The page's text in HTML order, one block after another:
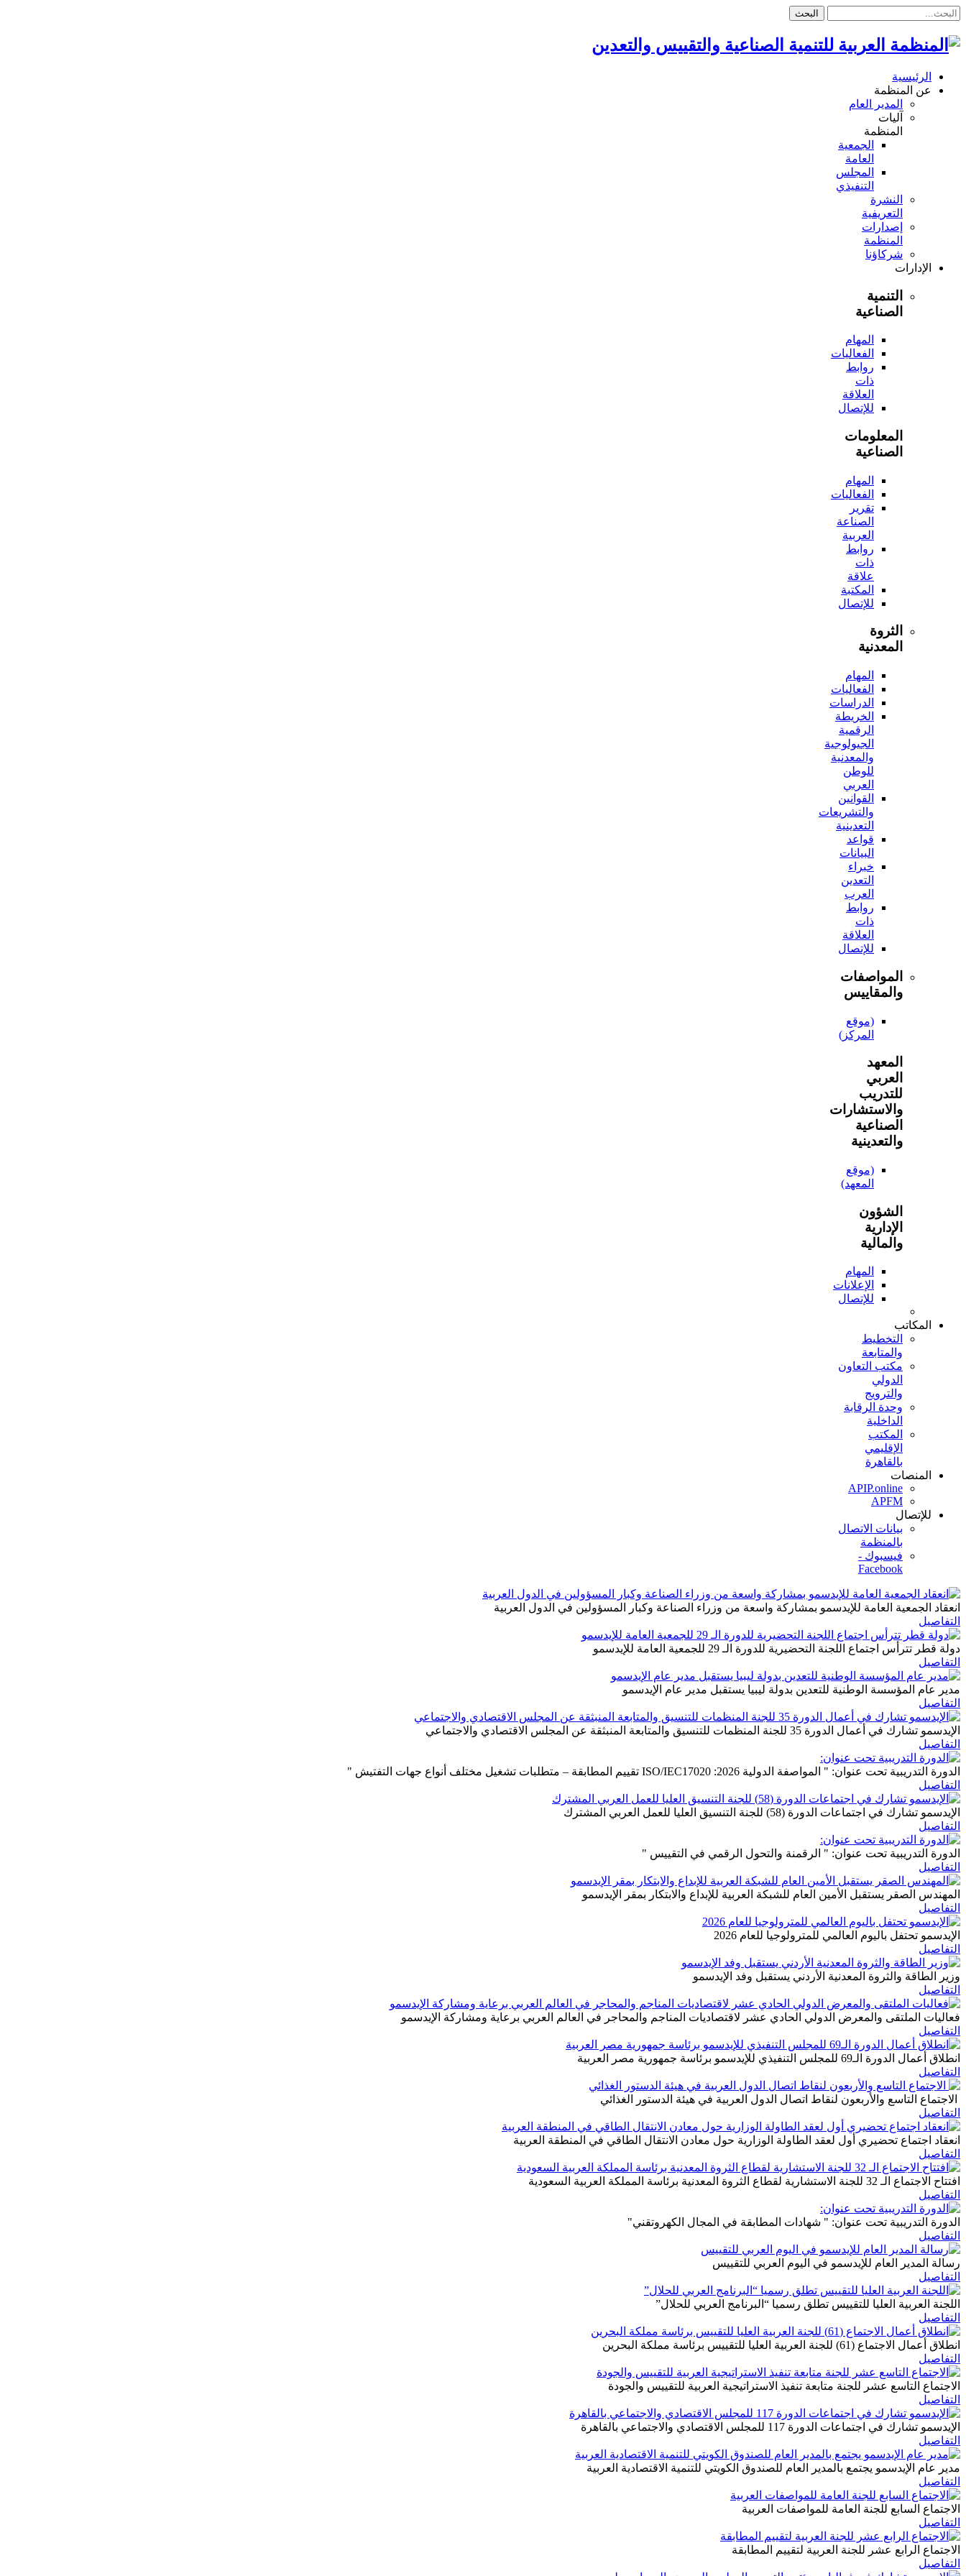
البحث
الرئيسية
عن المنظمة
المدير العام
آليات
المنظمة
الجمعية
العامة
المجلس
التنفيذي
النشرة
التعريفية
إصدارات
المنظمة
شركاؤنا
الإدارات
التنمية
الصناعية
المهام
الفعاليات
روابط
ذات
العلاقة
للإتصال
المعلومات
الصناعية
المهام
الفعاليات
تقرير
الصناعة
العربية
روابط
ذات
علاقة
المكتبة
للإتصال
الثروة
المعدنية
المهام
الفعاليات
الدراسات
الخريطة
الرقمية
الجيولوجية
والمعدنية
للوطن
العربي
القوانين
والتشريعات
التعدينية
قواعد
البيانات
خبراء
التعدين
العرب
روابط
ذات
العلاقة
للإتصال
المواصفات
والمقاييس
(موقع
المركز)
المعهد
العربي
للتدريب
والاستشارات
الصناعية
والتعدينية
(موقع
المعهد)
الشؤون
الإدارية
والمالية
المهام
الإعلانات
للإتصال
المكاتب
التخطيط
والمتابعة
مكتب التعاون
الدولي
والترويج
وحدة الرقابة
الداخلية
المكتب
الإقليمي
بالقاهرة
المنصات
APIP.online
APFM
للإتصال
بيانات الاتصال
بالمنظمة
فيسبوك -
Facebook
انعقاد الجمعية العامة للإيدسمو بمشاركة واسعة من وزراء الصناعة وكبار المسؤولين في الدول العربية
التفاصيل
دولة قطر تترأس اجتماع اللجنة التحضيرية للدورة الـ 29 للجمعية العامة للإيدسمو
التفاصيل
مدير عام المؤسسة الوطنية للتعدين بدولة ليبيا يستقبل مدير عام الإيدسمو
التفاصيل
الإيدسمو تشارك في أعمال الدورة 35 للجنة المنظمات للتنسيق والمتابعة المنبثقة عن المجلس الاقتصادي والاجتماعي
التفاصيل
الدورة التدريبية تحت عنوان: " المواصفة الدولية ISO/IEC17020 :2026 تقييم المطابقة – متطلبات تشغيل مختلف أنواع جهات التفتيش "
التفاصيل
الإيدسمو تشارك في اجتماعات الدورة (58) للجنة التنسيق العليا للعمل العربي المشترك
التفاصيل
الدورة التدريبية تحت عنوان: " الرقمنة والتحول الرقمي في التقييس "
التفاصيل
المهندس الصقر يستقبل الأمين العام للشبكة العربية للإبداع والابتكار بمقر الإيدسمو
التفاصيل
الإيدسمو تحتفل باليوم العالمي للمترولوجيا للعام 2026
التفاصيل
وزير الطاقة والثروة المعدنية الأردني يستقبل وفد الإيدسمو
التفاصيل
فعاليات الملتقى والمعرض الدولي الحادي عشر لاقتصاديات المناجم والمحاجر في العالم العربي برعاية ومشاركة الإيدسمو
التفاصيل
انطلاق أعمال الدورة الـ69 للمجلس التنفيذي للإيدسمو برئاسة جمهورية مصر العربية
التفاصيل
الاجتماع التاسع والأربعون لنقاط اتصال الدول العربية في هيئة الدستور الغذائي
التفاصيل
انعقاد اجتماع تحضيري أول لعقد الطاولة الوزارية حول معادن الانتقال الطاقي في المنطقة العربية
التفاصيل
افتتاح الاجتماع الـ 32 للجنة الاستشارية لقطاع الثروة المعدنية برئاسة المملكة العربية السعودية
التفاصيل
الدورة التدريبية تحت عنوان: " شهادات المطابقة في المجال الكهروتقني"
التفاصيل
رسالة المدير العام للإيدسمو في اليوم العربي للتقييس
التفاصيل
اللجنة العربية العليا للتقييس تطلق رسميا “البرنامج العربي للحلال”
التفاصيل
انطلاق أعمال الاجتماع (61) للجنة العربية العليا للتقييس برئاسة مملكة البحرين
التفاصيل
الاجتماع التاسع عشر للجنة متابعة تنفيذ الاستراتيجية العربية للتقييس والجودة
التفاصيل
الإيدسمو تشارك في اجتماعات الدورة 117 للمجلس الاقتصادي والاجتماعي بالقاهرة
التفاصيل
مدير عام الإيدسمو يجتمع بالمدير العام للصندوق الكويتي للتنمية الاقتصادية العربية
التفاصيل
الاجتماع السابع للجنة العامة للمواصفات العربية
التفاصيل
الاجتماع الرابع عشر للجنة العربية لتقييم المطابقة
التفاصيل